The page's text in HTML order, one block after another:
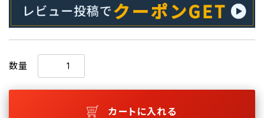
数量
カートに入れる